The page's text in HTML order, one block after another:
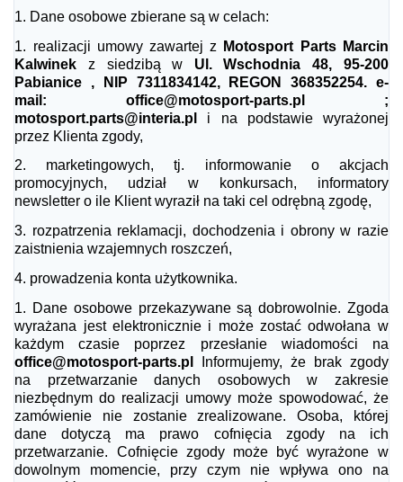
1. Dane osobowe zbierane są w celach:
1. realizacji umowy zawartej z
Motosport Parts Marcin
Kalwinek z siedzibą w Ul. Wschodnia 48, 95-200
Pabianice , NIP 7311834142, REGON 368352254. e-
mail: office@motosport-parts.pl ;
motosport.parts@interia.pl
i na podstawie wyrażonej
przez Klienta zgody,
2.
marketingowych, tj. informowanie o akcjach
promocyjnych, udział w konkursach, informatory
newsletter o ile Klient wyraził na taki cel odrębną zgodę,
3. rozpatrzenia reklamacji, dochodzenia i obrony w razie
zaistnienia wzajemnych roszczeń,
4. prowadzenia konta użytkownika.
1. Dane osobowe przekazywane są dobrowolnie. Zgoda
wyrażana jest elektronicznie i może zostać odwołana w
każdym czasie poprzez przesłanie wiadomości na
office@motosport-parts.pl
Informujemy, że brak zgody
na przetwarzanie danych osobowych w zakresie
niezbędnym do realizacji umowy może spowodować, że
zamówienie nie zostanie zrealizowane. Osoba, której
dane dotyczą ma prawo cofnięcia zgody na ich
przetwarzanie. Cofnięcie zgody może być wyrażone w
dowolnym momencie, przy czym nie wpływa ono na